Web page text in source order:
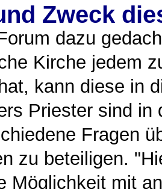
Zweck
dazu
Kirche jedem
kann diese in
Priester sind in
Fragen
zu beteiligen.
Möglichkeit mit